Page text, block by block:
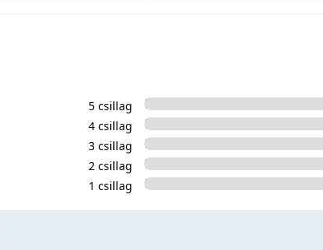
5 csillag
4 csillag
3 csillag
2 csillag
1 csillag